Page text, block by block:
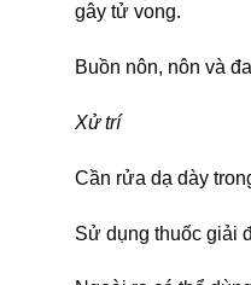
gây tử vong.
Buồn nôn, nôn và
Xử trí
Cần rửa dạ dày
Sử dụng thuốc giải